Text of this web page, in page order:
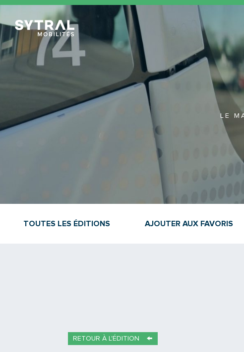
TCL Sytral
LE
TOUTES LES ÉDITIONS AJOUTER AUX FAVORIS
RETOUR À L'ÉDITION